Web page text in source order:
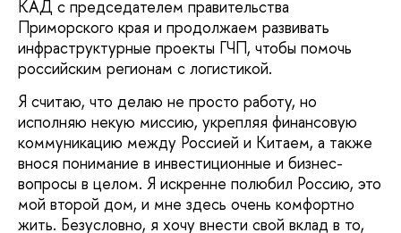
КАД с председателем правительства
Приморского края и продолжаем развивать
инфраструктурные проекты ГЧП, чтобы помочь
российским регионам с логистикой.
Я считаю, что делаю не просто работу, но
исполняю некую миссию, укрепляя финансовую
коммуникацию между Россией и Китаем, а также
внося понимание в инвестиционные и бизнес-
вопросы в целом. Я искренне полюбил Россию, это
мой второй дом, и мне здесь очень комфортно
жить. Безусловно, я хочу внести свой вклад в то,